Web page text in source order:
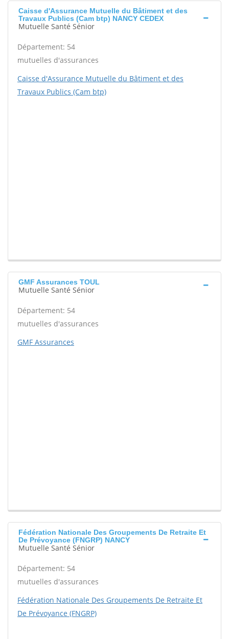
Caisse d'Assurance Mutuelle du Bâtiment et des
Travaux Publics (Cam btp) NANCY CEDEX
Mutuelle Santé Sénior
Département: 54
mutuelles d'assurances
Caisse d'Assurance Mutuelle du Bâtiment et des
Travaux Publics (Cam btp)
GMF Assurances TOUL
Mutuelle Santé Sénior
Département: 54
mutuelles d'assurances
GMF Assurances
Fédération Nationale Des Groupements De Retraite Et
De Prévoyance (FNGRP) NANCY
Mutuelle Santé Sénior
Département: 54
mutuelles d'assurances
Fédération Nationale Des Groupements De Retraite Et
De Prévoyance (FNGRP)